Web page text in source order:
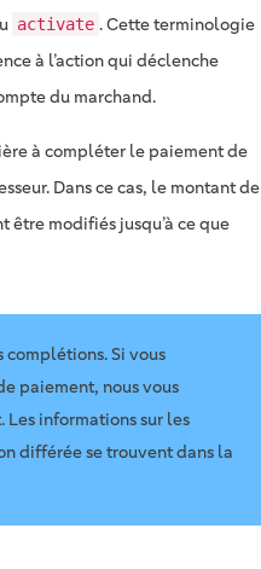
activate . Cette terminologie
à l’action qui déclenche
du marchand.
à compléter le paiement de
Dans ce cas, le montant de
modifiés jusqu’à ce que
complétions. Si vous
paiement, nous vous
informations sur les
différée se trouvent dans la